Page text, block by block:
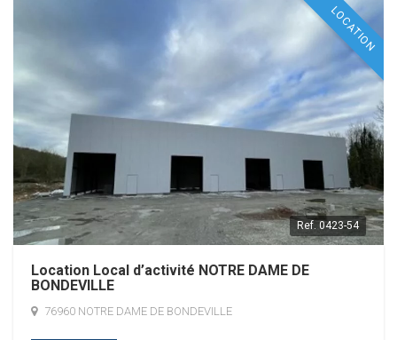
LOCATION
Ref. 0423-54
Location Local d’activité NOTRE DAME DE
BONDEVILLE
76960 NOTRE DAME DE BONDEVILLE